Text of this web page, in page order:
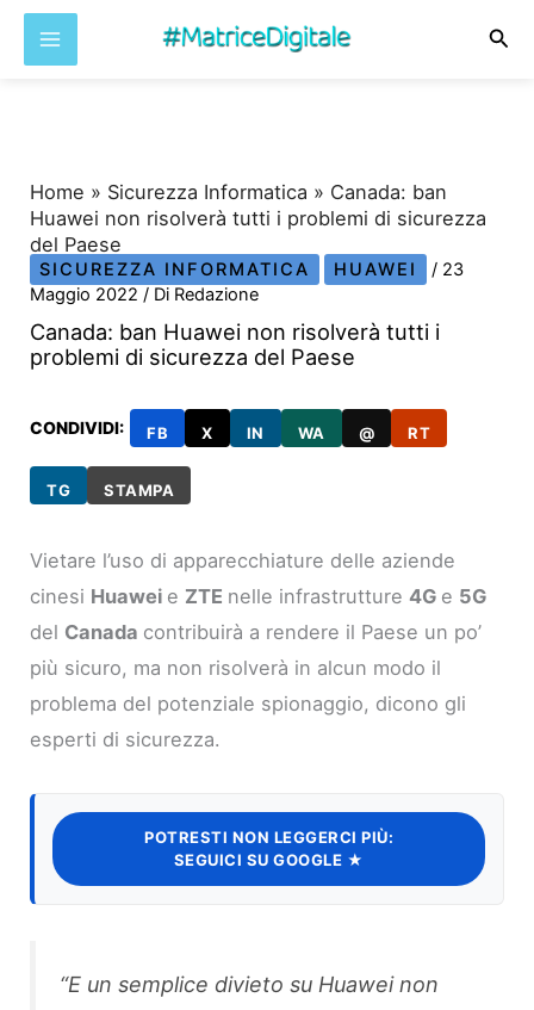
Home » Sicurezza Informatica » Canada: ban
Huawei non risolverà tutti i problemi di sicurezza
del Paese
SICUREZZA INFORMATICA HUAWEI / 23
Maggio 2022/ Di Redazione
Canada: ban Huawei non risolverà tutti i
problemi di sicurezza del Paese
CONDIVIDI: FB X IN WA @ RT
TG STAMPA
Vietare l’uso di apparecchiature delle aziende
cinesi Huawei e ZTE nelle infrastrutture4G e 5G
del Canada contribuirà a rendere il Paese un po’
più sicuro, ma non risolverà in alcun modo il
problema del potenziale spionaggio, dicono gli
esperti di sicurezza.
POTRESTI NON LEGGERCI PIÙ:
SEGUICI SU GOOGLE ★
“E un semplice divieto su Huawei non